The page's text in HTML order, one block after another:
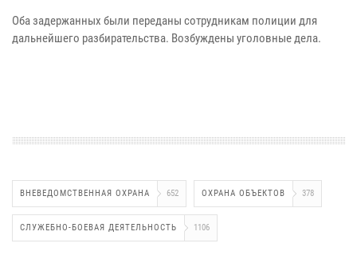
Оба задержанных были переданы сотрудникам полиции для
дальнейшего разбирательства. Возбуждены уголовные дела.
ВНЕВЕДОМСТВЕННАЯ ОХРАНА 652 ОХРАНА ОБЪЕКТОВ 378
СЛУЖЕБНО-БОЕВАЯ ДЕЯТЕЛЬНОСТЬ 1106